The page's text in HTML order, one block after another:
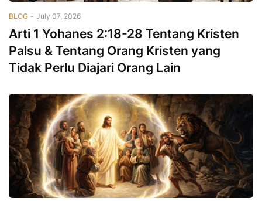
BLOG - July 07, 2026
Arti 1 Yohanes 2:18-28 Tentang Kristen
Palsu & Tentang Orang Kristen yang
Tidak Perlu Diajari Orang Lain